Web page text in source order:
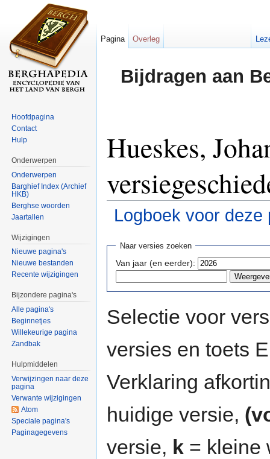
Bijdragen aan
Hueskes,
Logboek voor deze
Naar versies zoeken
Van jaar (en eerder):
Selectie voor
versies en toets
Verklaring
huidige versie,
versie, k = kleine
Pagina Overleg
Hoofdpagina
Contact
Hulp
Onderwerpen
Onderwerpen
Barghief Index (Archief
HKB)
Berghse woorden
Jaartallen
Wijzigingen
Nieuwe pagina's
Nieuwe bestanden
Recente wijzigingen
Bijzondere pagina's
Alle pagina's
Beginnetjes
Willekeurige pagina
Zandbak
Hulpmiddelen
Verwijzingen naar deze
pagina
Verwante wijzigingen
Atom
Speciale pagina's
Paginagegevens